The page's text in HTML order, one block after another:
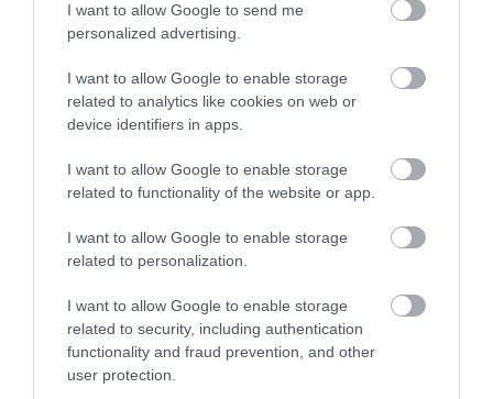
I want to allow Google to send me
personalized advertising.
I want to allow Google to enable storage
related to analytics like cookies on web or
device identifiers in apps.
I want to allow Google to enable storage
related to functionality of the website or app.
I want to allow Google to enable storage
related to personalization.
I want to allow Google to enable storage
related to security, including authentication
functionality and fraud prevention, and other
user protection.
PRONEWS.GR /CELEBRITIES
«Ανέβασε» την θερμοκρασία η Αρίνα
Σαμπαλένκα με πόζες που
αναδεικνύουν την… πίσω όψη της –
Δείτε φωτογραφίες